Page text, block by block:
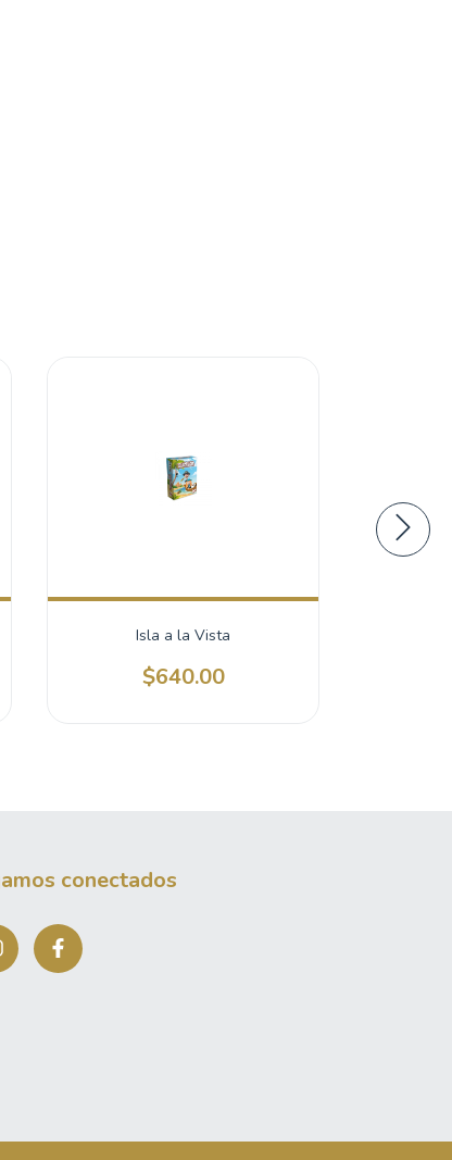
Isla a la Vista
$640.00
conectados